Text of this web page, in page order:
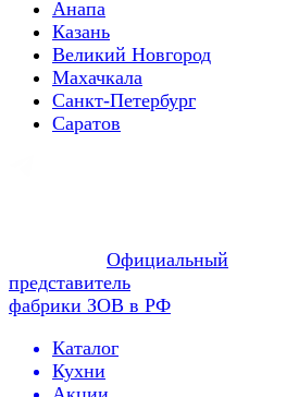
Анапа
Казань
Великий Новгород
Махачкала
Санкт-Петербург
Саратов
Официальный
представитель
фабрики ЗОВ в РФ
Каталог
Кухни